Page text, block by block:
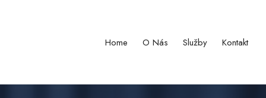
Home O Nás Služby Kontakt